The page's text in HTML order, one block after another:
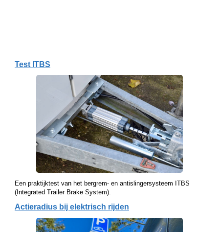
Test ITBS
Een praktijktest van het bergrem- en antislingersysteem ITBS
(Integrated Trailer Brake System).
Actieradius bij elektrisch rijden